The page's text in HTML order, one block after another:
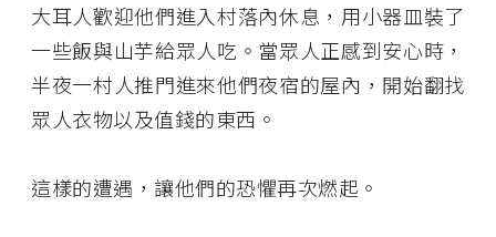
大耳人歡迎他們進入村落內休息，用小器皿裝了
一些飯與山芋給眾人吃。當眾人正感到安心時，
半夜一村人推門進來他們夜宿的屋內，開始翻找
眾人衣物以及值錢的東西。
這樣的遭遇，讓他們的恐懼再次燃起。